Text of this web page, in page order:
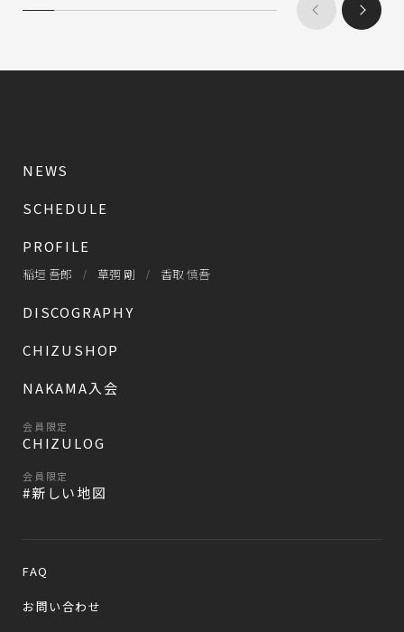
NEWS
SCHEDULE
PROFILE
稲垣 吾郎 草彅 剛 香取 慎吾
DISCOGRAPHY
CHIZUSHOP
NAKAMA入会
会員限定
CHIZULOG
会員限定
#新しい地図
FAQ
お問い合わせ